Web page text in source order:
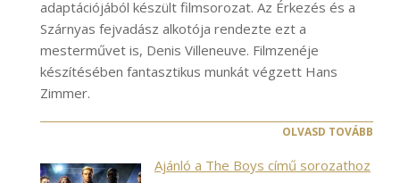
adaptációjából készült filmsorozat. Az Érkezés és a
Szárnyas fejvadász alkotója rendezte ezt a
mesterművet is, Denis Villeneuve. Filmzenéje
készítésében fantasztikus munkát végzett Hans
Zimmer.
OLVASD TOVÁBB
Ajánló a The Boys című sorozathoz